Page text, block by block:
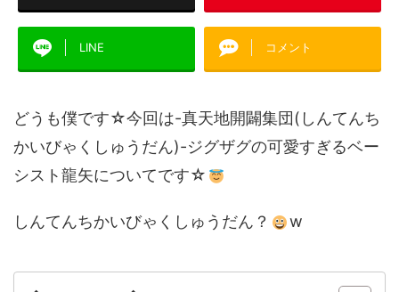
LINE コメント
どうも僕です☆今回は-真天地開闢集団(しんてんち
かいびゃくしゅうだん)-ジグザグの可愛すぎるベー
シスト龍矢についてです☆
しんてんちかいびゃくしゅうだん？ w